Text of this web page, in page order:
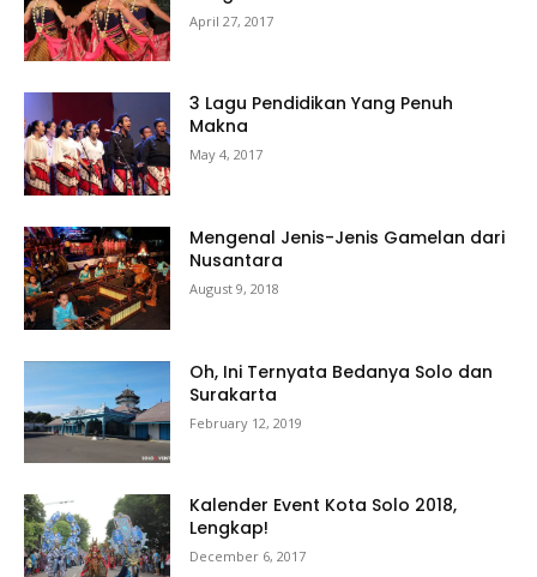
April 27, 2017
3 Lagu Pendidikan Yang Penuh
Makna
May 4, 2017
Mengenal Jenis-Jenis Gamelan dari
Nusantara
August 9, 2018
Oh, Ini Ternyata Bedanya Solo dan
Surakarta
February 12, 2019
Kalender Event Kota Solo 2018,
Lengkap!
December 6, 2017